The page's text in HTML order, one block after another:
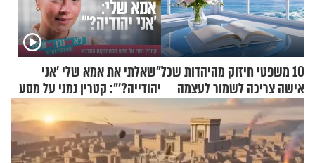
10 משפטי חיזוק מהיהדות שכל
אישה צריכה לשמור לעצמה
"שאלתי את אמא שלי 'אני
יהודייה?'": קטרין נמני על מסע
ההתחזקות המרגש